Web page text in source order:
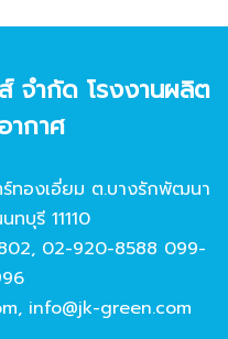
จํากัด โรงงานผลิต
ากาศ
ทองเอี่ยม ต.บางรักพัฒนา
ทบุรี 11110
, 02-920-8588 099-
, info@jk-green.com